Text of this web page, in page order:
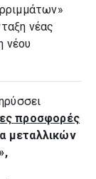
νέας
νέου
προσφορές
μεταλλικών